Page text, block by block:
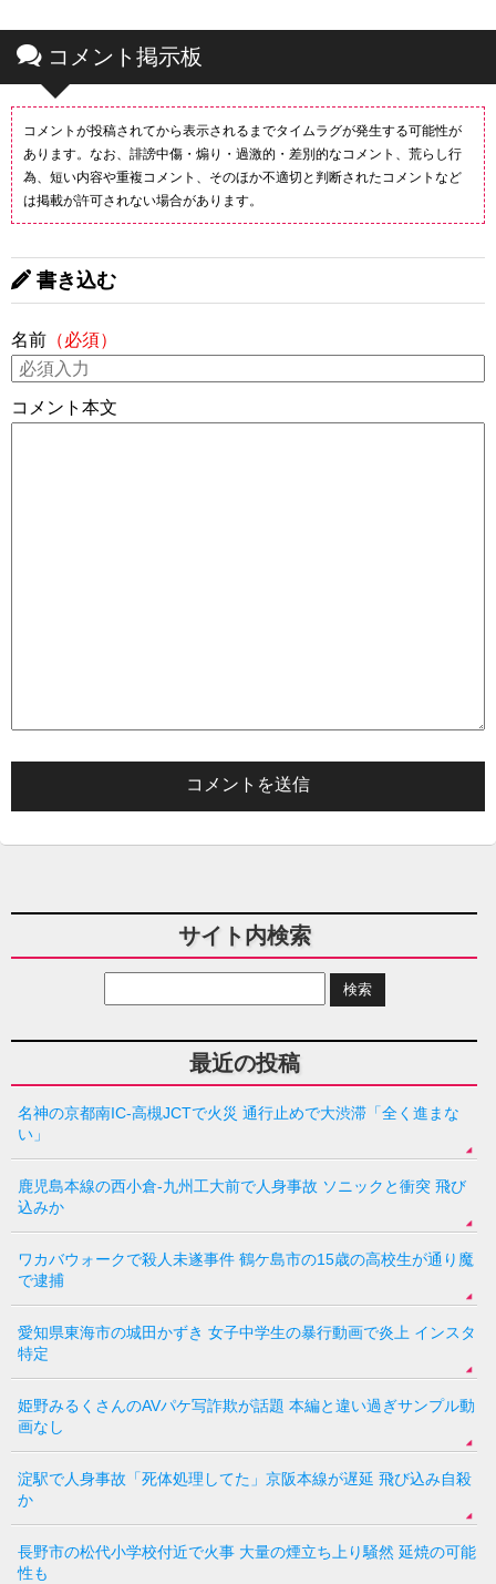
コメント掲示板
コメントが投稿されてから表示されるまでタイムラグが発生する可能性が
あります。なお、誹謗中傷・煽り・過激的・差別的なコメント、荒らし行
為、短い内容や重複コメント、そのほか不適切と判断されたコメントなど
は掲載が許可されない場合があります。
書き込む
名前 （必須）
コメント本文
サイト内検索
最近の投稿
名神の京都南IC-高槻JCTで火災 通行止めで大渋滞「全く進まな
い」
鹿児島本線の西小倉-九州工大前で人身事故 ソニックと衝突 飛び
込みか
ワカバウォークで殺人未遂事件 鶴ケ島市の15歳の高校生が通り魔
で逮捕
愛知県東海市の城田かずき 女子中学生の暴行動画で炎上 インスタ
特定
姫野みるくさんのAVパケ写詐欺が話題 本編と違い過ぎサンプル動
画なし
淀駅で人身事故「死体処理してた」京阪本線が遅延 飛び込み自殺
か
長野市の松代小学校付近で火事 大量の煙立ち上り騒然 延焼の可能
性も